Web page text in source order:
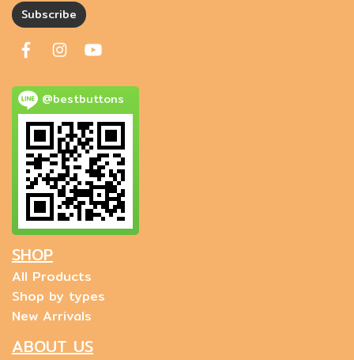
Subscribe
@bestbuttons
SHOP
All Products
Shop by types
New Arrivals
ABOUT US